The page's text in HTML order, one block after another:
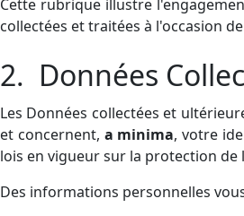
Cette rubrique illustre
collectées et traitées à l'occasion
2. Données
Les Données collectées et
et concernent, a minima, votre
lois en vigueur sur la protection de
Des informations personnelles